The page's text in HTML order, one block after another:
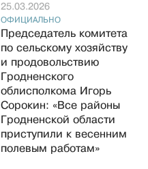
25.03.2026
ОФИЦИАЛЬНО
Председатель комитета
по сельскому хозяйству
и продовольствию
Гродненского
облисполкома Игорь
Сорокин: «Все районы
Гродненской области
приступили к весенним
полевым работам»